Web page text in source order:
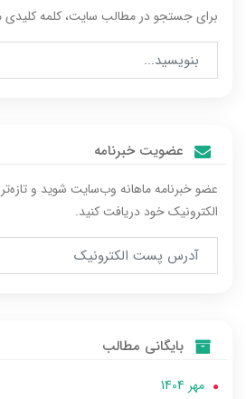
برای جستجو در مطالب سایت، کلمه‌ کلیدی
عضویت خبرنامه
عضو خبرنامه ماهانه وب‌سایت شوید و
الکترونیک خود دریافت کنید.
بایگانی مطالب
مهر 1404